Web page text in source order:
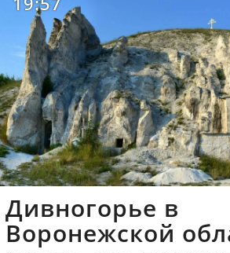
Дивногорье в
Воронежской